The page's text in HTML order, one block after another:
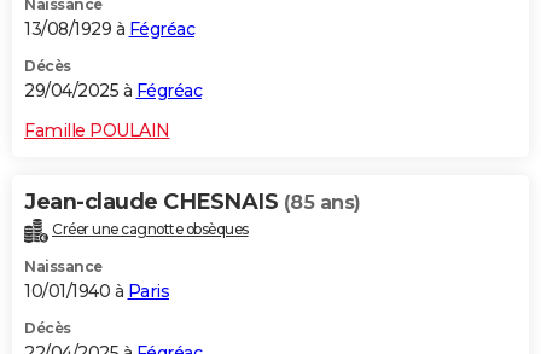
Naissance
13/08/1929 à Fégréac
Décès
29/04/2025 à Fégréac
Famille POULAIN
Jean-claude CHESNAIS (85 ans)
Créer une cagnotte obsèques
Naissance
10/01/1940 à Paris
Décès